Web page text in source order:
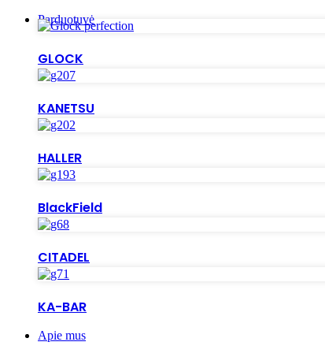
Parduotuvė
GLOCK
KANETSU
HALLER
BlackField
CITADEL
KA-BAR
Apie mus